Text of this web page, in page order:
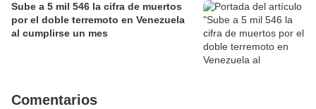
Sube a 5 mil 546 la cifra de muertos
por el doble terremoto en Venezuela
al cumplirse un mes
Comentarios